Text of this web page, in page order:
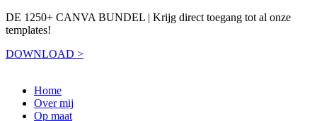
DE 1250+ CANVA BUNDEL | Krijg direct toegang tot al onze
templates!
DOWNLOAD >
Home
Over mij
Op maat